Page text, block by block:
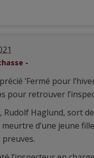
-
’Fermé pour
pour retrouver
Rudolf Haglund, sort
d’une jeune